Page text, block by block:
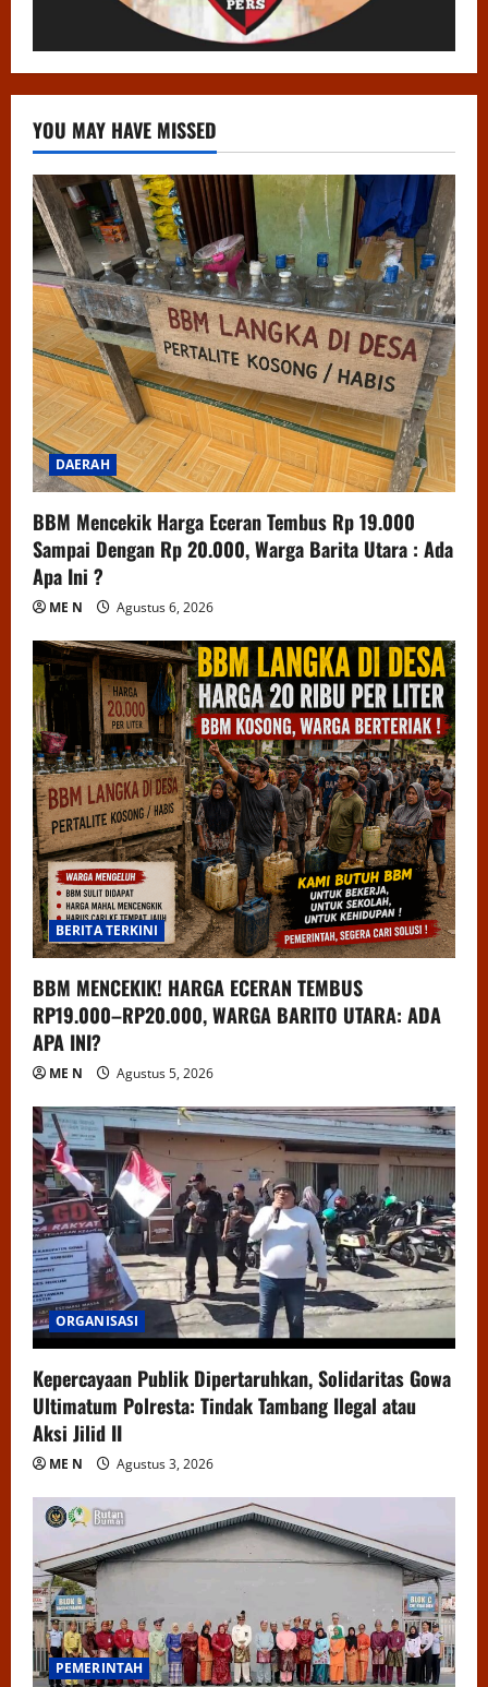
YOU MAY HAVE MISSED
DAERAH
BBM Mencekik Harga Eceran Tembus Rp 19.000
Sampai Dengan Rp 20.000, Warga Barita Utara : Ada
Apa Ini ?
ME N Agustus 6, 2026
BERITA TERKINI
BBM MENCEKIK! HARGA ECERAN TEMBUS
RP19.000–RP20.000, WARGA BARITO UTARA: ADA
APA INI?
ME N Agustus 5, 2026
ORGANISASI
Kepercayaan Publik Dipertaruhkan, Solidaritas Gowa
Ultimatum Polresta: Tindak Tambang Ilegal atau
Aksi Jilid II
ME N Agustus 3, 2026
PEMERINTAH